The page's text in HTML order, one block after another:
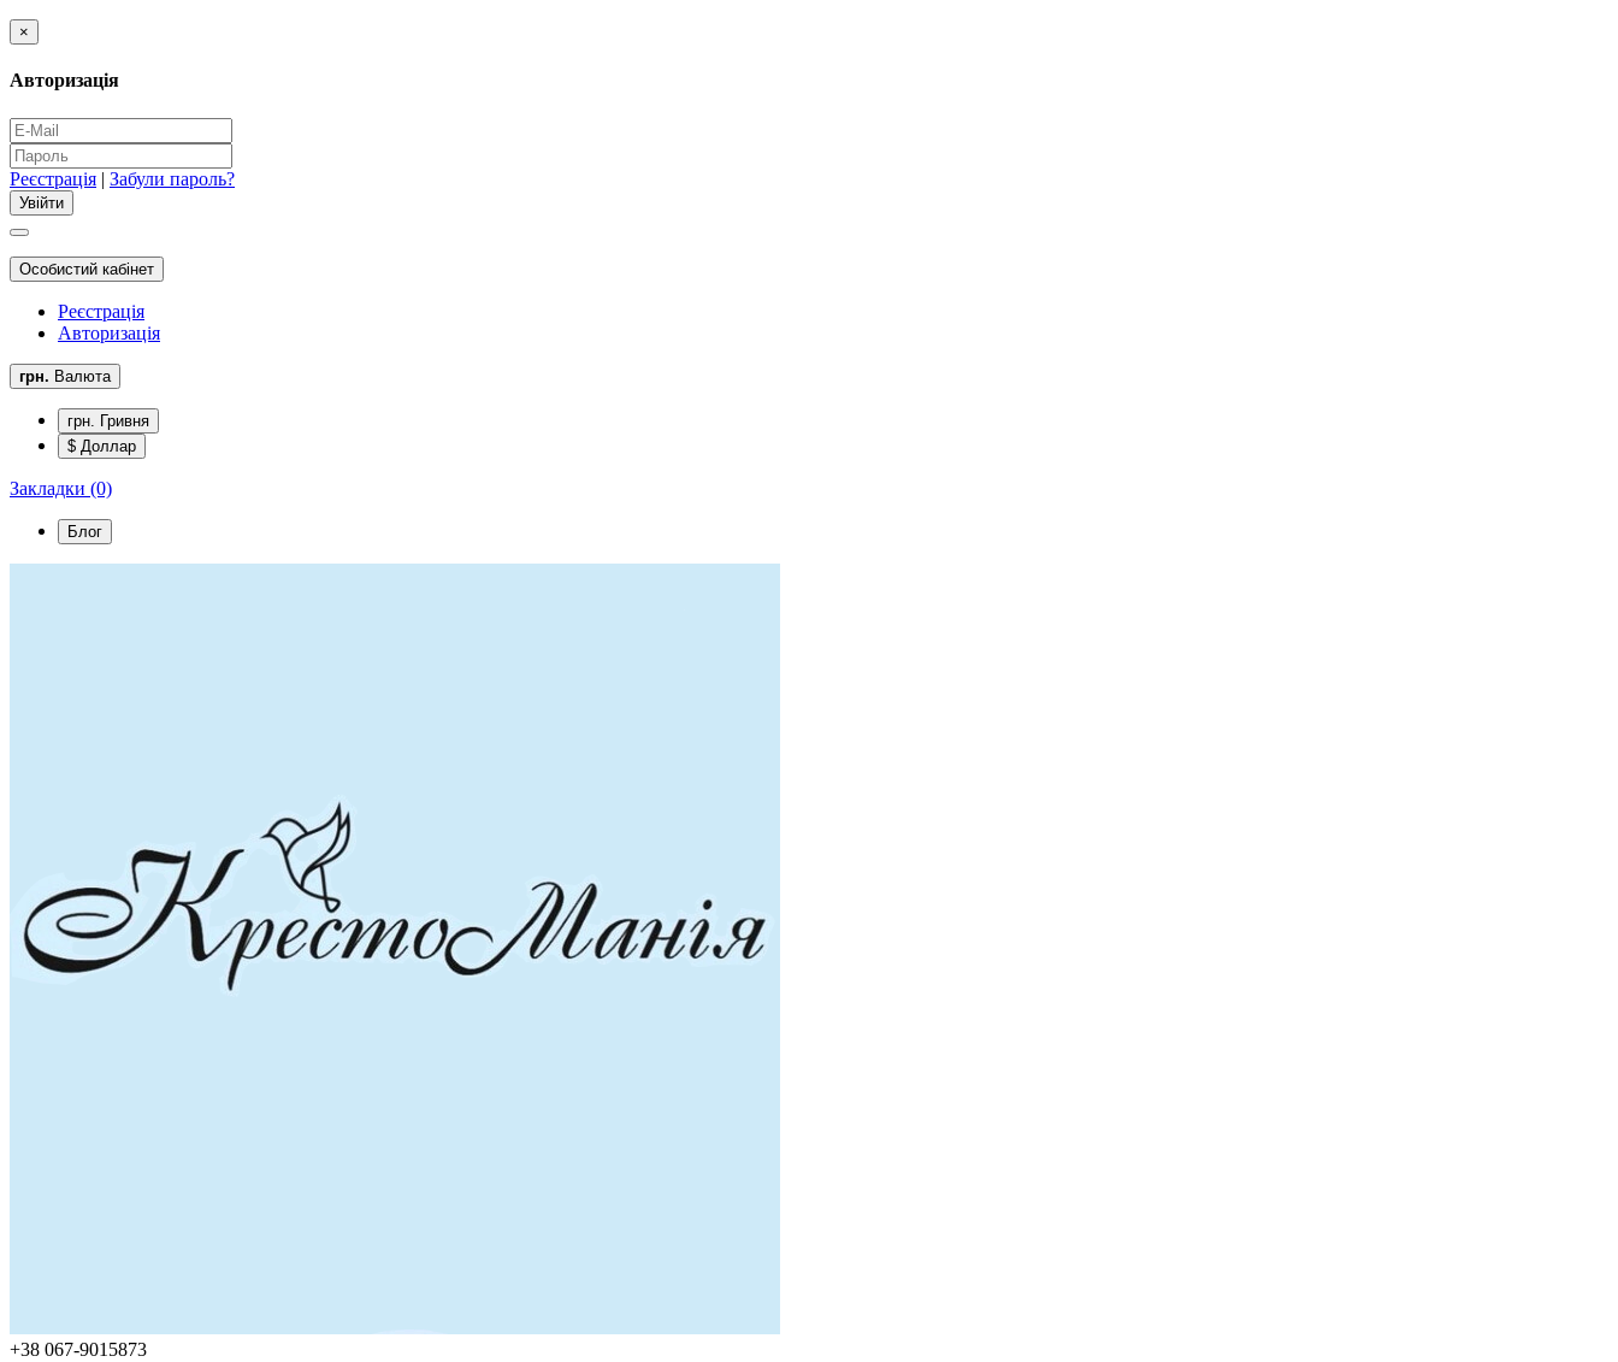
×
Авторизація
Реєстрація | Забули пароль?
Особистий кабінет
Реєстрація
Авторизація
грн. Валюта
грн. Гривня
$ Доллар
Закладки (0)
Блог
+38 067-9015873